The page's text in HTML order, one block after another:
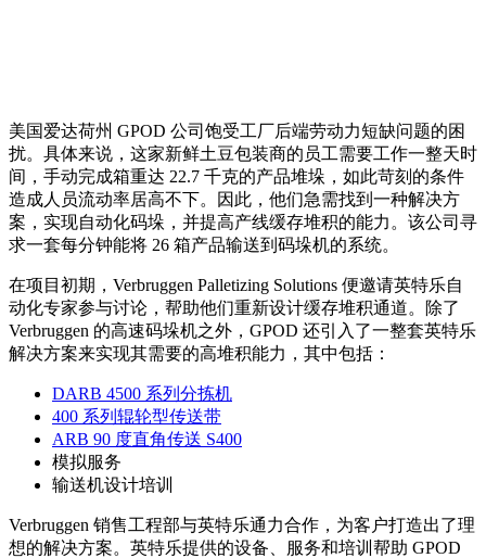
美国爱达荷州 GPOD 公司饱受工厂后端劳动力短缺问题的困
扰。具体来说，这家新鲜土豆包装商的员工需要工作一整天时
间，手动完成箱重达 22.7 千克的产品堆垛，如此苛刻的条件
造成人员流动率居高不下。因此，他们急需找到一种解决方
案，实现自动化码垛，并提高产线缓存堆积的能力。该公司寻
求一套每分钟能将 26 箱产品输送到码垛机的系统。
在项目初期，Verbruggen Palletizing Solutions 便邀请英特乐自
动化专家参与讨论，帮助他们重新设计缓存堆积通道。除了
Verbruggen 的高速码垛机之外，GPOD 还引入了一整套英特乐
解决方案来实现其需要的高堆积能力，其中包括：
DARB 4500 系列分拣机
400 系列辊轮型传送带
ARB 90 度直角传送 S400
模拟服务
输送机设计培训
Verbruggen 销售工程部与英特乐通力合作，为客户打造出了理
想的解决方案。英特乐提供的设备、服务和培训帮助 GPOD